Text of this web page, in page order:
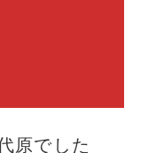
原でした